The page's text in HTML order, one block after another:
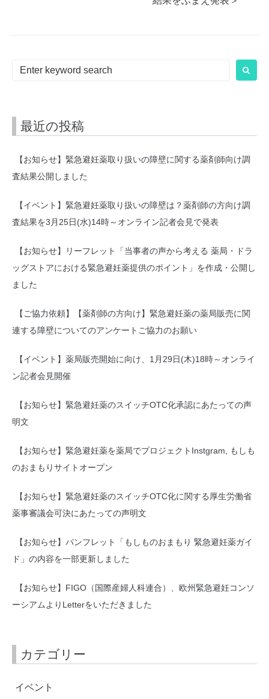
Search
最近の投稿
【お知らせ】緊急避妊薬取り扱いの障壁に関する薬剤師向け調
査結果公開しました
【イベント】緊急避妊薬取り扱いの障壁は？薬剤師の方向け調
査結果を3月25日(水)14時～オンライン記者会見で発表
【お知らせ】リーフレット「当事者の声から考える 薬局・ドラ
ッグストアにおける緊急避妊薬提供のポイント」を作成・公開し
ました
【ご協力依頼】【薬剤師の方向け】緊急避妊薬の薬局販売に関
連する障壁についてのアンケートご協力のお願い
【イベント】薬局販売開始に向け、1月29日(木)18時～オンライ
ン記者会見開催
【お知らせ】緊急避妊薬のスイッチOTC化承認にあたっての声
明文
【お知らせ】緊急避妊薬を薬局でプロジェクトInstgram, もしも
のおまもりサイトオープン
【お知らせ】緊急避妊薬のスイッチOTC化に関する厚生労働省
薬事審議会可決にあたっての声明文
【お知らせ】パンフレット「もしものおまもり 緊急避妊薬ガイ
ド」の内容を一部更新しました
【お知らせ】FIGO（国際産婦人科連合）、欧州緊急避妊コンソ
ーシアムよりLetterをいただきました
カテゴリー
イベント